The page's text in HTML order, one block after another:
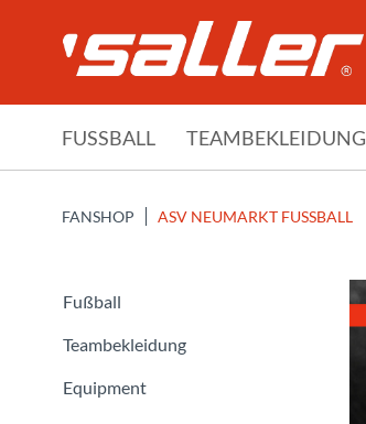
FUSSBALL TEAMBEKLEIDUNG
FANSHOP ASV NEUMARKT FUSSBALL
Fußball
Teambekleidung
Equipment